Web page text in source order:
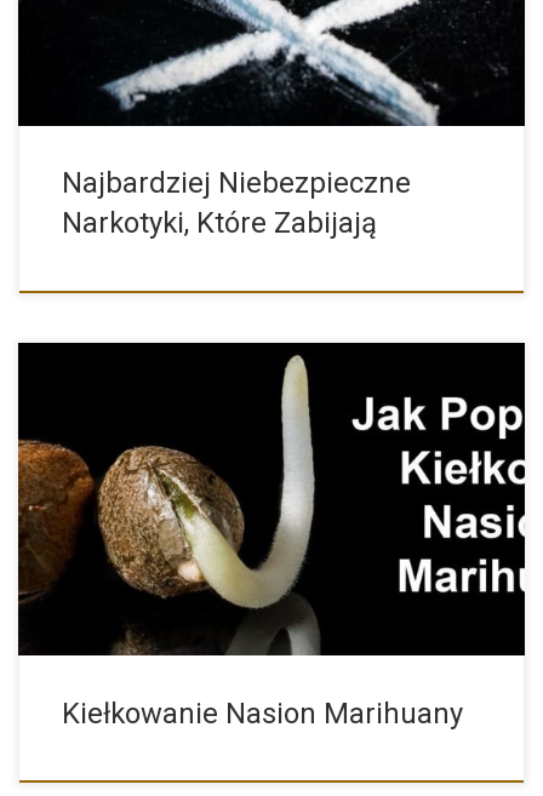
Najbardziej Niebezpieczne
Narkotyki, Które Zabijają
Metody Kiełkowania Nasion oraz Najczęściej Popełniane Błędy
Właśnie kupiłeś nasiona […]
Kiełkowanie Nasion Marihuany